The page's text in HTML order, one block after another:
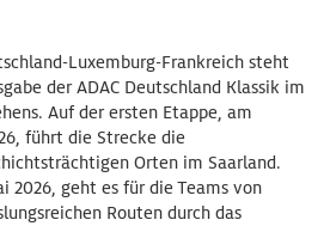
Luxemburg-Frankreich steht
der ADAC Deutschland Klassik im
Auf der ersten Etappe, am
führt die Strecke die
Orten im Saarland.
2026, geht es für die Teams von
Routen durch das